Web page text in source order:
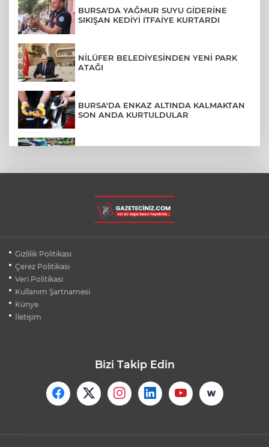
BURSA'DA YAĞMUR SUYU GİDERİNE
SIKIŞAN KEDİYİ İTFAİYE KURTARDI
NİLÜFER BELEDİYESİNDEN YENİ PARK
ATAĞI
BURSA'DA ENKAZ ALTINDA KALMAKTAN
SON ANDA KURTULDULAR
BURSA'DA DEPO YANGINI BİNAYA
SIÇRAMADAN SÖNDÜRÜLDÜ
SİLİVRİ'DE YANGIN: MAHSUR KALANLAR
Gizlilik Politikası
Çerez Politikası
Veri Politikası
Kullanım Şartnamesi
Künye
İletişim
Bizi Takip Edin